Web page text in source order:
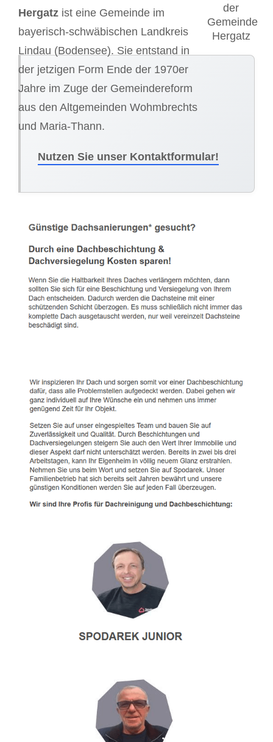
Hergatz ist eine Gemeinde im
bayerisch-schwäbischen Landkreis
Lindau (Bodensee). Sie entstand in
der jetzigen Form Ende der 1970er
Jahre im Zuge der Gemeindereform
aus den Altgemeinden Wohmbrechts
und Maria-Thann.
Nutzen Sie unser Kontaktformular!